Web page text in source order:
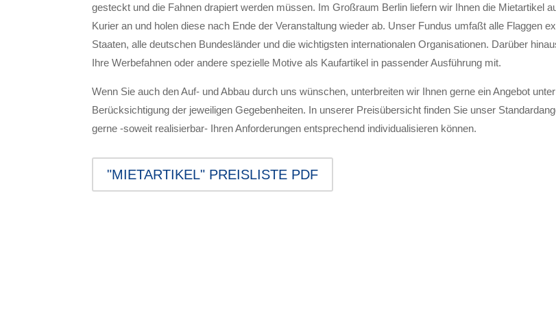
gesteckt und die Fahnen drapiert werden müssen. Im Großraum Berlin liefern wir Ihnen die Mietartikel
Kurier an und holen diese nach Ende der Veranstaltung wieder ab. Unser Fundus umfaßt alle Flaggen
Staaten, alle deutschen Bundesländer und die wichtigsten internationalen Organisationen. Darüber
Ihre Werbefahnen oder andere spezielle Motive als Kaufartikel in passender Ausführung mit.
Wenn Sie auch den Auf- und Abbau durch uns wünschen, unterbreiten wir Ihnen gerne ein Angebot unter
Berücksichtigung der jeweiligen Gegebenheiten. In unserer Preisübersicht finden Sie unser
gerne -soweit realisierbar- Ihren Anforderungen entsprechend individualisieren können.
"MIETARTIKEL" PREISLISTE PDF